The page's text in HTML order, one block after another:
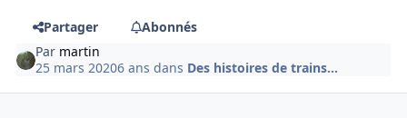
Partager
Abonnés
Par martin
25 mars 20206 ans dans Des histoires de trains...